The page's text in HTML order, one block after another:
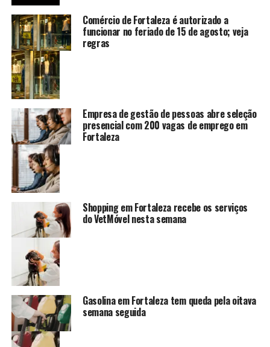
Comércio de Fortaleza é autorizado a
funcionar no feriado de 15 de agosto; veja
regras
Empresa de gestão de pessoas abre seleção
presencial com 200 vagas de emprego em
Fortaleza
Shopping em Fortaleza recebe os serviços
do VetMóvel nesta semana
Gasolina em Fortaleza tem queda pela oitava
semana seguida